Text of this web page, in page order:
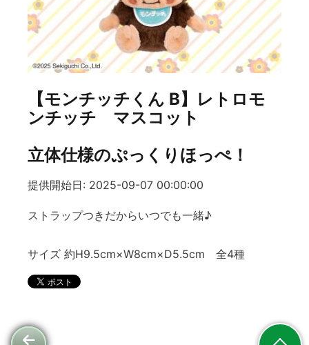
【モンチッチくん B】レトロモ
ンチッチ マスコット
立体仕様のぷっくりほっぺ！
提供開始日: 2025-09-07 00:00:00
ストラップつきだからいつでも一緒♪
サイズ 約H9.5cm×W8cm×D5.5cm 全4種